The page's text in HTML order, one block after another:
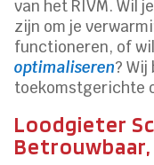
van het RIVM. Wil
zijn om je
functioneren, of
optimaliseren?
toekomstgerichte
Loodgieter